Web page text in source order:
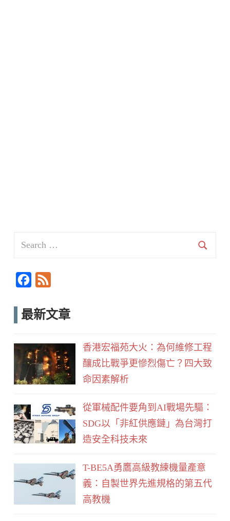
Search
c
b
o
e
最新文章
香港宏福苑大火：為何維修工程
釀成比戰爭更慘烈傷亡？四大致
命因素解析
從軍械配件要角到AI戰場先驅：
SDG以「非紅供應鏈」為台灣打
造安全科技未來
T-BE5A勇鷹高級教練機量產意
義：自製世界先進規格的第五代
高教機